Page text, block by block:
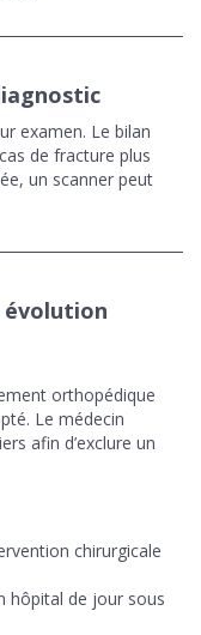
examen. Le bilan
de fracture plus
un scanner peut
orthopédique
Le médecin
afin d’exclure un
chirurgicale
hôpital de jour sous